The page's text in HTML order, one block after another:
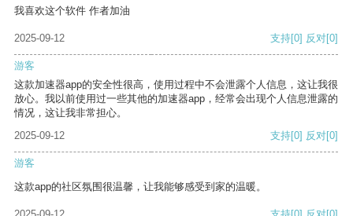
我喜欢这个软件 作者加油
2025-09-12 支持[0] 反对[0]
游客
这款加速器app的安全性很高，使用过程中不会泄露个人信息，这让我很
放心。我以前使用过一些其他的加速器app，经常会出现个人信息泄露的
情况，这让我非常担心。
2025-09-12
支持[0] 反对[0]
游客
这款app的社区氛围很温馨，让我能够感受到家的温暖。